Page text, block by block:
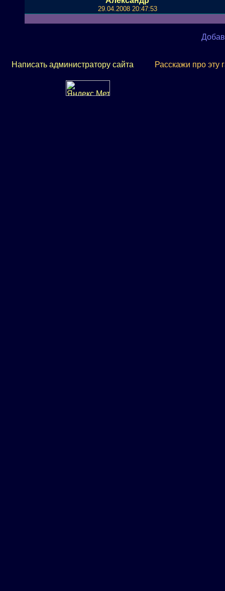
29.04.2008 20:47:53
Написать администратору сайта Расскажи про эту